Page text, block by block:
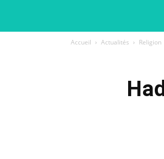
Accueil Actualités Religion